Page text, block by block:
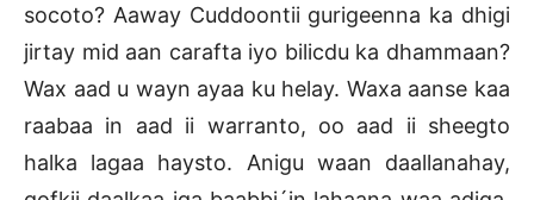
socoto? Aaway Cuddoontii gurigeenna ka dhigi
jirtay mid aan carafta iyo bilicdu ka dhammaan?
Wax aad u wayn ayaa ku helay. Waxa aanse kaa
raabaa in aad ii warranto, oo aad ii sheegto
halka lagaa haysto. Anigu waan daallanahay,